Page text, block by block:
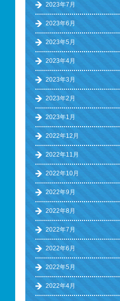
2023年7月
2023年6月
2023年5月
2023年4月
2023年3月
2023年2月
2023年1月
2022年12月
2022年11月
2022年10月
2022年9月
2022年8月
2022年7月
2022年6月
2022年5月
2022年4月